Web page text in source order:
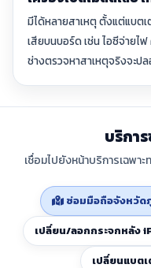
มีได้หลายสาเหตุ ตั้งแต่แบต
เสียบนบอร์ด เช่น ไอซีจ่ายไ
ช่างตรวจหาสาเหตุจริงจะป
บริกา
เชื่อมไปยังหน้าบริการเฉพา
ซ่อมมือถือจังหวัด
เปลี่ยน/ลอกกระจกหลัง
เปลี่ยนแบต